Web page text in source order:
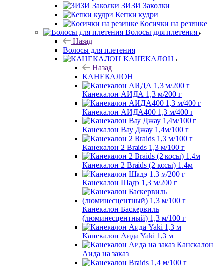
ЗИЗИ Заколки
Кепки кудри
Косички на резинке
Волосы для плетения
Назад
Волосы для плетения
КАНЕКАЛОН
Назад
КАНЕКАЛОН
Канекалон АИДА 1,3 м/200 г
Канекалон АИДА400 1,3 м/400 г
Канекалон Вау Джау 1,4м/100 г
Канекалон 2 Braids 1,3 м/100 г
Канекалон 2 Braids (2 косы) 1.4м
Канекалон Шадэ 1,3 м/200 г
Канекалон Баскервиль
(люминесцентный) 1,3 м/100 г
Канекалон Аида Yaki 1,3 м
Канекалон
Аида на заказ